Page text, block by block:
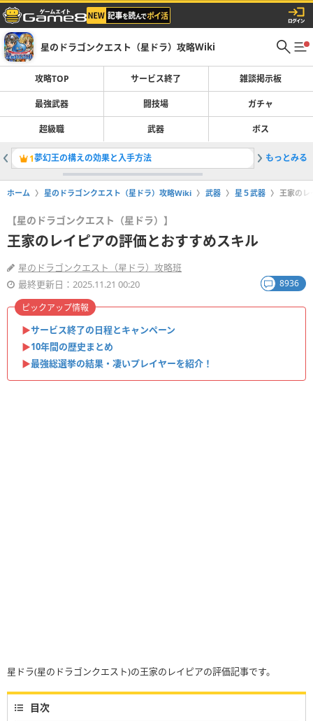
星のドラゴンクエスト（星ドラ）攻略Wiki
攻略TOP サービス終了 雑談掲示板
最強武器 闘技場 ガチャ
超級職 武器 ボス
1夢幻王の構えの効果と入手方法 2
もっとみる
ホーム 星のドラゴンクエスト（星ドラ）攻略Wiki 武器 星５武器 王家のレ
【星のドラゴンクエスト（星ドラ）】
王家のレイピアの評価とおすすめスキル
星のドラゴンクエスト（星ドラ）攻略班
最終更新日：2025.11.21 00:20
8936
▶︎サービス終了の日程とキャンペーン
▶︎10年間の歴史まとめ
▶︎最強総選挙の結果・凄いプレイヤーを紹介！
ピックアップ情報
星ドラ(星のドラゴンクエスト)の王家のレイピアの評価記事です。
目次